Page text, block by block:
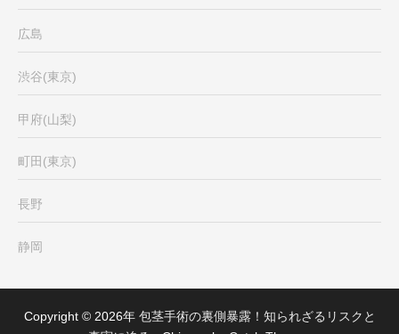
広島
渋谷(東京)
甲府(山梨)
町田(東京)
長野
静岡
Copyright © 2026年 包茎手術の裏側暴露！知られざるリスクと